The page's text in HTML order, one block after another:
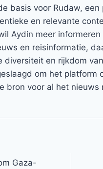
basis voor Rudaw,
en relevante
Aydin meer
en reisinformatie,
diversiteit en rijkdom
om het platform
bron voor al het
Gaza-